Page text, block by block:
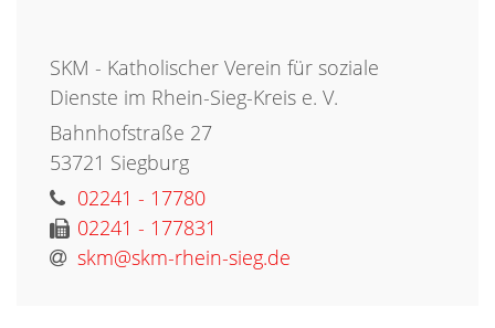
SKM - Katholischer Verein für soziale
Dienste im Rhein-Sieg-Kreis e. V.
Bahnhofstraße 27
53721 Siegburg
02241 - 17780
02241 - 177831
skm@skm-rhein-sieg.de